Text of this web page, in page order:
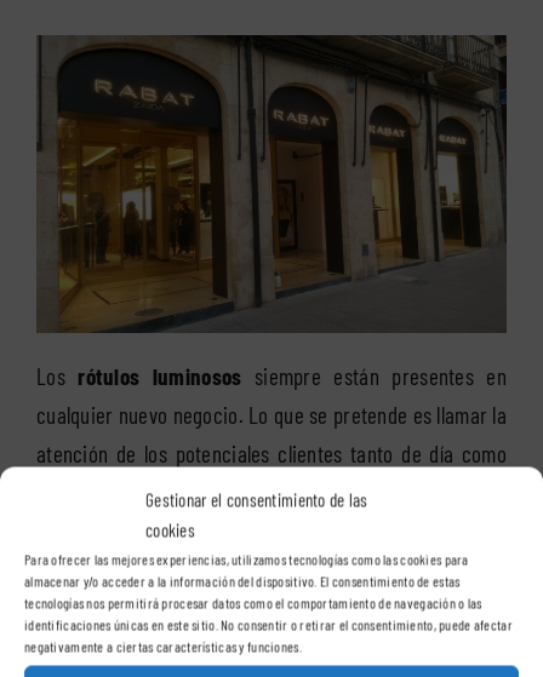
Gestionar el consentimiento de las
cookies
Para ofrecer las mejores experiencias, utilizamos tecnologías como las cookies para
almacenar y/o acceder a la información del dispositivo. El consentimiento de estas
tecnologías nos permitirá procesar datos como el comportamiento de navegación o las
identificaciones únicas en este sitio. No consentir o retirar el consentimiento, puede afectar
negativamente a ciertas características y funciones.
Los rótulos luminosos siempre están presentes en
cualquier nuevo negocio. Lo que se pretende es llamar la
atención de los potenciales clientes tanto de día como
de noche, además esto se consigue con un gasto
energético mínimo gracias a los nuevos sistemas de
iluminación.
Revise nuestras páginas dedicadas a losrótulos
luminosos, conozca también algunos de nuestros